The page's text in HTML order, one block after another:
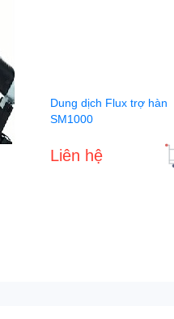
Dung dịch Flux trợ hàn
SM1000
Liên hệ